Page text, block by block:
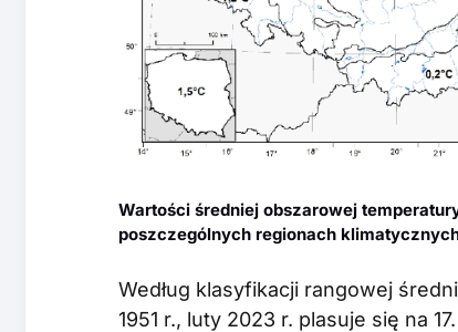
Wartości średniej obszarowej
poszczególnych regionach
Według klasyfikacji rangowej
1951 r., luty 2023 r. plasuje się na